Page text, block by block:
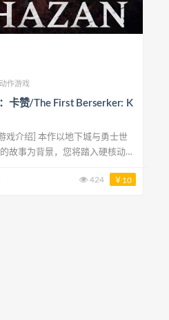
动作游戏
卡赞/The First Berserker: K
故事为背景，您将踏入硬核动作
的往事。您还将与形形色色的敌
424 ￥10